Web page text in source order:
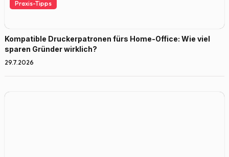
Praxis-Tipps
Kompatible Druckerpatronen fürs Home-Office: Wie viel
sparen Gründer wirklich?
29.7.2026